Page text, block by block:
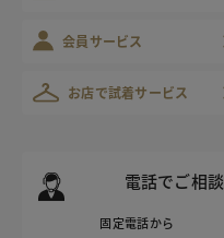
会員サービス
お店で試着サービス
電話でご相談
固定電話から